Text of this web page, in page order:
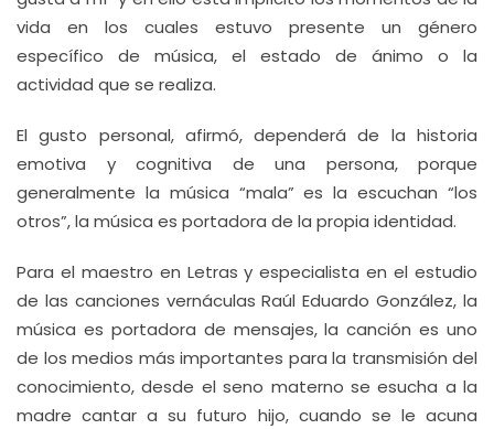
vida en los cuales estuvo presente un género
específico de música, el estado de ánimo o la
actividad que se realiza.
El gusto personal, afirmó, dependerá de la historia
emotiva y cognitiva de una persona, porque
generalmente la música “mala” es la escuchan “los
otros”, la música es portadora de la propia identidad.
Para el maestro en Letras y especialista en el estudio
de las canciones vernáculas Raúl Eduardo González, la
música es portadora de mensajes, la canción es uno
de los medios más importantes para la transmisión del
conocimiento, desde el seno materno se esucha a la
madre cantar a su futuro hijo, cuando se le acuna